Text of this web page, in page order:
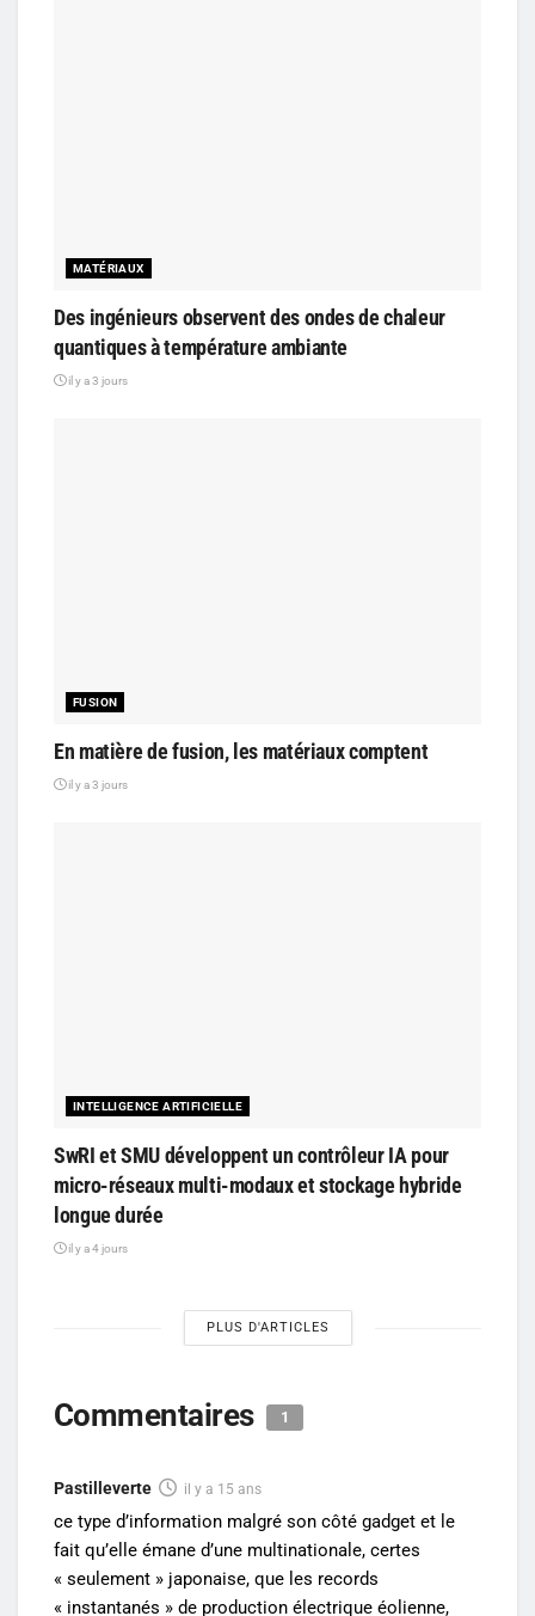
MATÉRIAUX
Des ingénieurs observent des ondes de chaleur
quantiques à température ambiante
il y a 3 jours
FUSION
En matière de fusion, les matériaux comptent
il y a 3 jours
INTELLIGENCE ARTIFICIELLE
SwRI et SMU développent un contrôleur IA pour
micro-réseaux multi-modaux et stockage hybride
longue durée
il y a 4 jours
PLUS D'ARTICLES
Commentaires 1
Pastilleverte il y a 15 ans
ce type d’information malgré son côté gadget et le
fait qu’elle émane d’une multinationale, certes
« seulement » japonaise, que les records
« instantanés » de production électrique éolienne,